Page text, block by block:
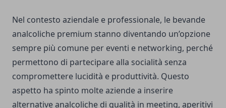
Nel contesto aziendale e professionale, le bevande
analcoliche premium stanno diventando un’opzione
sempre più comune per eventi e networking, perché
permettono di partecipare alla socialità senza
compromettere lucidità e produttività. Questo
aspetto ha spinto molte aziende a inserire
alternative analcoliche di qualità in meeting, aperitivi